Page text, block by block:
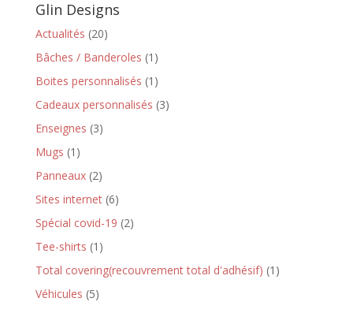
Glin Designs
Actualités (20)
Bâches / Banderoles (1)
Boites personnalisés (1)
Cadeaux personnalisés (3)
Enseignes (3)
Mugs (1)
Panneaux(2)
Sites internet(6)
Spécial covid-19 (2)
Tee-shirts (1)
Total covering(recouvrement total d'adhésif) (1)
Véhicules (5)